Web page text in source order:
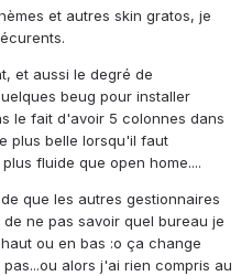
et autres skin gratos, je
et aussi le degré de
beug pour installer
le fait d'avoir 5 colonnes dans
plus belle lorsqu'il faut
fluide que open home....
que les autres gestionnaires
ne pas savoir quel bureau je
ou en bas :o ça change
alors j'ai rien compris au